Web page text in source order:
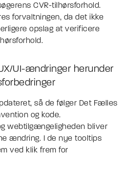
CVR-tilhørsforhold.
forvaltningen, da det ikke
opslag at verificere
UI-ændringer herunder
så de følger Det Fælles
og kode.
webtilgængeligheden bliver
ændring. I de nye tooltips
ved klik frem for